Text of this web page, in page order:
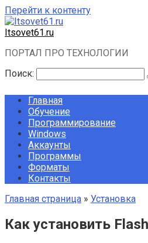
Перейти к контенту
Itsovet61.ru
ПОРТАЛ ПРО ТЕХНОЛОГИИ
Поиск:
Главная
Обучение
Программирование
Windows
Аккаунты
Программы
Форматы
Контакты
Главная страница » Установка
Как установить